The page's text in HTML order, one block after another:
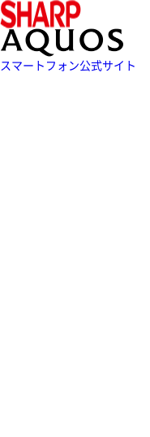
スマートフォン公式サイト